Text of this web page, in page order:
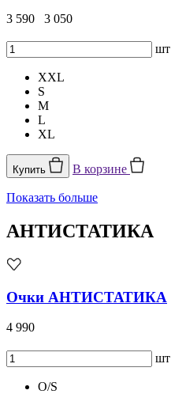
3 590 3 050
шт
XXL
S
M
L
XL
Купить В корзине
Показать больше
АНТИСТАТИКА
Очки АНТИСТАТИКА
4 990
шт
O/S